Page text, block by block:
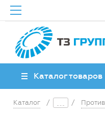
Каталог товаров
Каталог / /